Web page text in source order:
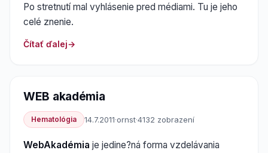
Po stretnutí mal vyhlásenie pred médiami. Tu je jeho
celé znenie.
Čítať ďalej
WEB akadémia
Hematológia 14.7.2011·ornst·4132 zobrazení
WebAkadémia je jedine?ná forma vzdelávania